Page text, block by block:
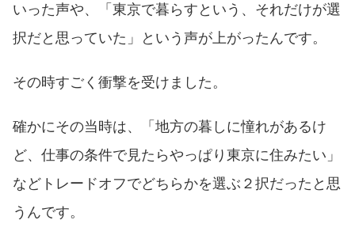
いった声や、「東京で暮らすという、それだけが選
択だと思っていた」という声が上がったんです。
その時すごく衝撃を受けました。
確かにその当時は、「地方の暮しに憧れがあるけ
ど、仕事の条件で見たらやっぱり東京に住みたい」
などトレードオフでどちらかを選ぶ２択だったと思
うんです。